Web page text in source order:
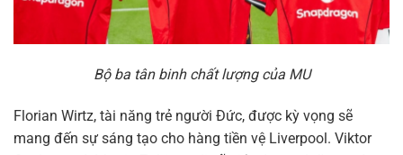
Bộ ba tân binh chất lượng của MU
Florian Wirtz, tài năng trẻ người Đức, được kỳ vọng sẽ
mang đến sự sáng tạo cho hàng tiền vệ Liverpool. Viktor